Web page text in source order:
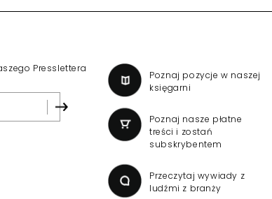
Presslettera
Poznaj pozycje w naszej
księgarni
Poznaj nasze płatne
treści i zostań
subskrybentem
Przeczytaj wywiady z
ludźmi z branży